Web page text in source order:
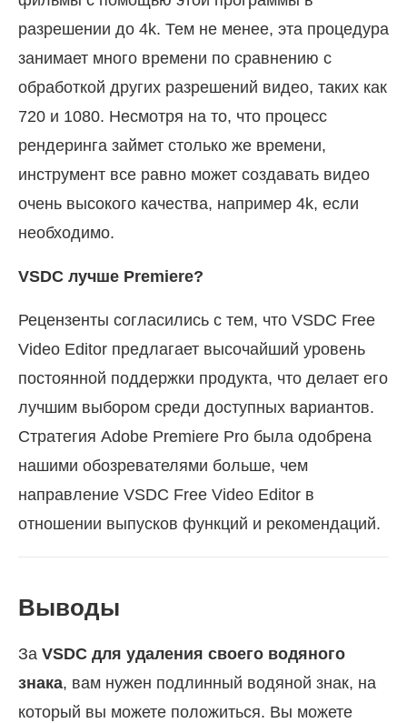
разрешении до 4k. Тем не менее, эта процедура
занимает много времени по сравнению с
обработкой других разрешений видео, таких как
720 и 1080. Несмотря на то, что процесс
рендеринга займет столько же времени,
инструмент все равно может создавать видео
очень высокого качества, например 4k, если
необходимо.
VSDC лучше Premiere?
Рецензенты согласились с тем, что VSDC Free
Video Editor предлагает высочайший уровень
постоянной поддержки продукта, что делает его
лучшим выбором среди доступных вариантов.
Стратегия Adobe Premiere Pro была одобрена
нашими обозревателями больше, чем
направление VSDC Free Video Editor в
отношении выпусков функций и рекомендаций.
Выводы
За VSDC для удаления своего водяного
знака, вам нужен подлинный водяной знак, на
который вы можете положиться. Вы можете